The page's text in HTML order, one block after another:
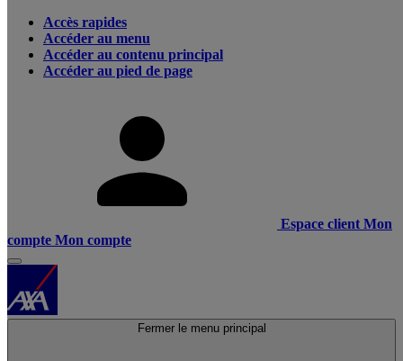
Accès rapides
Accéder au menu
Accéder au contenu principal
Accéder au pied de page
Espace client Mon
compte Mon compte
Fermer le menu principal